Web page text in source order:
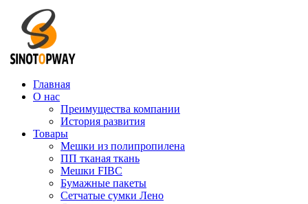
Главная
О нас
Преимущества компании
История развития
Товары
Мешки из полипропилена
ПП тканая ткань
Мешки FIBC
Бумажные пакеты
Сетчатые сумки Лено